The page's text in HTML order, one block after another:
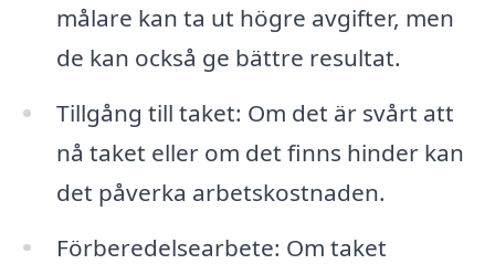
målare kan ta ut högre avgifter, men
de kan också ge bättre resultat.
Tillgång till taket: Om det är svårt att
nå taket eller om det finns hinder kan
det påverka arbetskostnaden.
Förberedelsearbete: Om taket